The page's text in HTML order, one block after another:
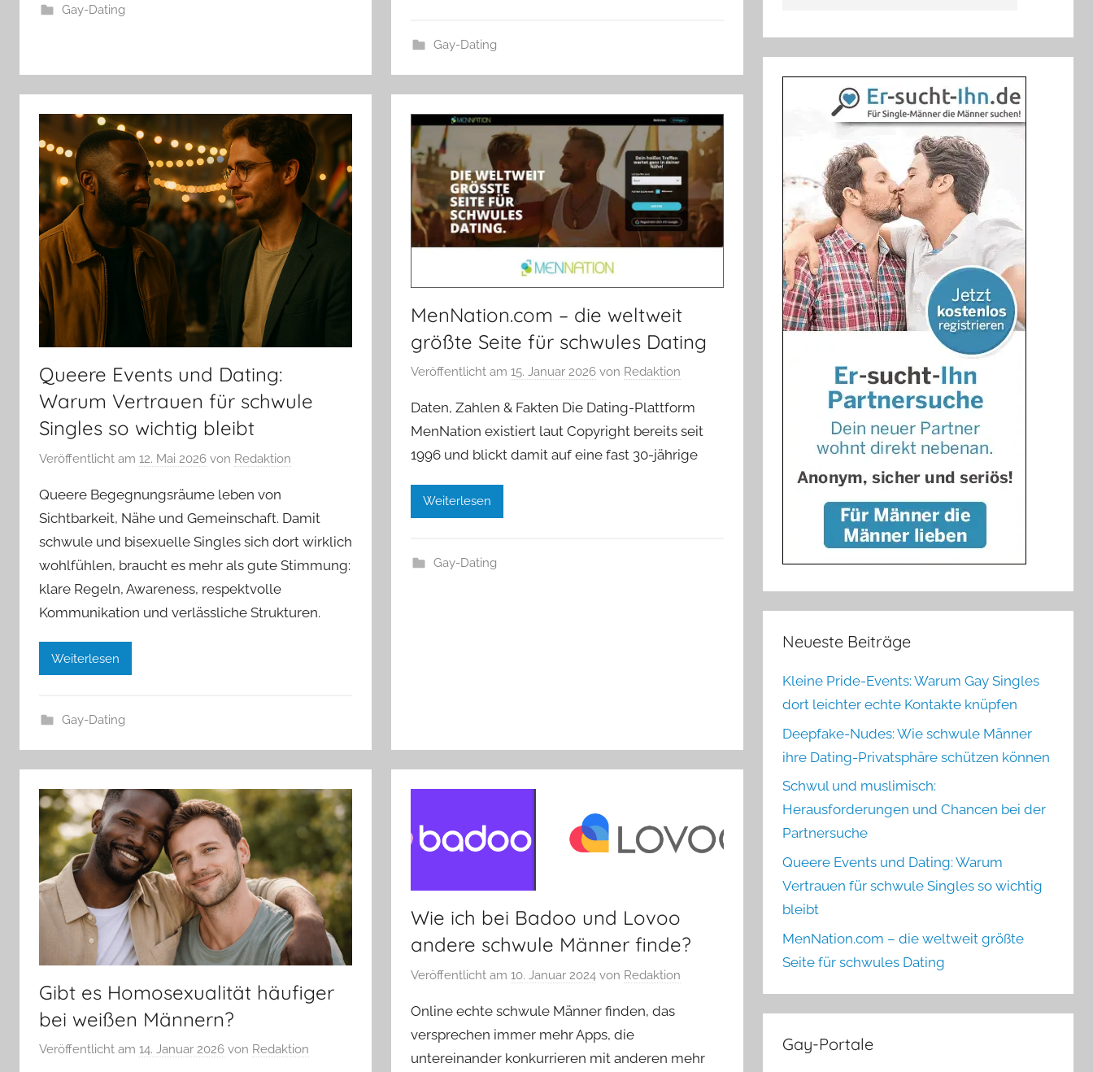
Gay-Dating
Gay-Dating
Queere Events und Dating:
Warum Vertrauen für schwule
Singles so wichtig bleibt
Veröffentlicht am 12. Mai 2026 von Redaktion
Queere Begegnungsräume leben von
Sichtbarkeit, Nähe und Gemeinschaft. Damit
schwule und bisexuelle Singles sich dort wirklich
wohlfühlen, braucht es mehr als gute Stimmung:
klare Regeln, Awareness, respektvolle
Kommunikation und verlässliche Strukturen.
Weiterlesen
Gay-Dating
MenNation.com – die weltweit
größte Seite für schwules Dating
Veröffentlicht am15. Januar 2026 von Redaktion
Daten, Zahlen & Fakten Die Dating-Plattform
MenNation existiert laut Copyright bereits seit
1996 und blickt damit auf eine fast 30-jährige
Weiterlesen
Gay-Dating
Gibt es Homosexualität häufiger
bei weißen Männern?
Veröffentlicht am 14. Januar 2026 von Redaktion
Wie ich bei Badoo und Lovoo
andere schwule Männer finde?
Veröffentlicht am10. Januar 2024 von Redaktion
Online echte schwule Männer finden, das
versprechen immer mehr Apps, die
untereinander konkurrieren mit anderen mehr
Neueste Beiträge
Kleine Pride-Events: Warum Gay Singles
dort leichter echte Kontakte knüpfen
Deepfake-Nudes: Wie schwule Männer
ihre Dating-Privatsphäre schützen können
Schwul und muslimisch:
Herausforderungen und Chancen bei der
Partnersuche
Queere Events und Dating: Warum
Vertrauen für schwule Singles so wichtig
bleibt
MenNation.com – die weltweit größte
Seite für schwules Dating
Gay-Portale